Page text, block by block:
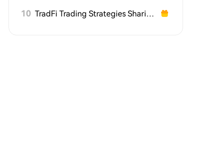
10 TradFi Trading Strategies Sharing Challenge